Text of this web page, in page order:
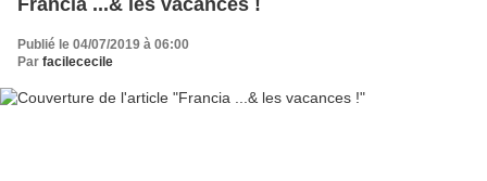
Publié le 04/07/2019 à 06:00
Par facilececile